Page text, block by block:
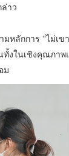
าว
ลักการ "ไม่เขา
งในเชิงคุณภา
ม